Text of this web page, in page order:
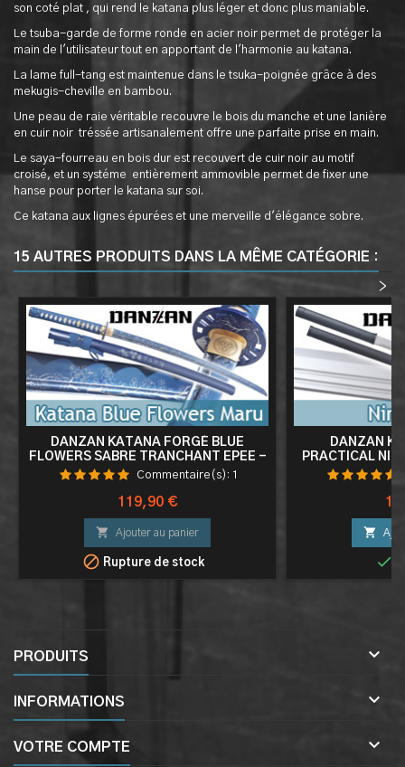
son coté plat , qui rend le katana plus léger et donc plus maniable.
Le tsuba-garde de forme ronde en acier noir permet de protéger la
main de l'utilisateur tout en apportant de l'harmonie au katana.
La lame full-tang est maintenue dans le tsuka-poignée grâce à des
mekugis-cheville en bambou.
Une peau de raie véritable recouvre le bois du manche et une lanière
en cuir noir tréssée artisanalement offre une parfaite prise en main.
Le saya-fourreau en bois dur est recouvert de cuir noir au motif
croisé, et un systéme entièrement ammovible permet de fixer une
hanse pour porter le katana sur soi.
Ce katana aux lignes épurées et une merveille d'élégance sobre.
15 AUTRES PRODUITS DANS LA MÊME CATÉGORIE :
>
DANZAN KATANA FORGÉ BLUE
FLOWERS SABRE TRANCHANT EPEE -
MARU 1045
Commentaire(s): 1
Prix
119,90 €
 Ajouter au panier
 Rupture de stock
DANZAN
PRACTICAL
EPEE


PRODUITS 
INFORMATIONS 
VOTRE COMPTE 